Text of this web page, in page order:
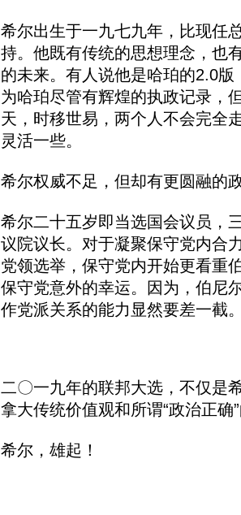
希尔出生于一九七九年，比现任
持。他既有传统的思想理念，也
的未来。有人说他是哈珀的2.0
为哈珀尽管有辉煌的执政记录，
天，时移世易，两个人不会完全
灵活一些。
希尔权威不足，但却有更圆融的
希尔二十五岁即当选国会议员，
议院议长。对于凝聚保守党内合
党领选举，保守党内开始更看重
保守党意外的幸运。因为，伯尼
作党派关系的能力显然要差一截
二〇一九年的联邦大选，不仅是
拿大传统价值观和所谓“政治正
希尔，雄起！